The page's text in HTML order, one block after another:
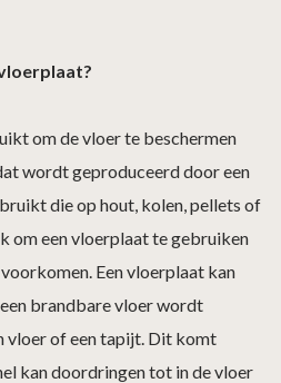
om de vloer te beschermen
wordt geproduceerd door een
die op hout, kolen, pellets of
om een vloerplaat te gebruiken
Een vloerplaat kan
brandbare vloer wordt
vloer of een tapijt. Dit komt
kan doordringen tot in de vloer